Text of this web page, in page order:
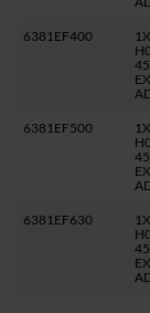
6381EF400
6381EF500
6381EF630